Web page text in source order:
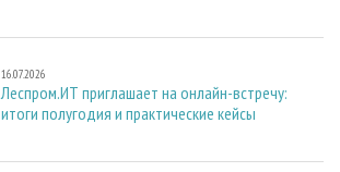
16.07.2026
Леспром.ИТ приглашает на онлайн-встречу:
итоги полугодия и практические кейсы